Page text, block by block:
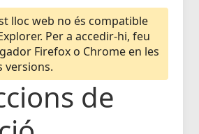
lloc web no és compatible
Per a accedir-hi, feu
Firefox o Chrome en les
versions.
de